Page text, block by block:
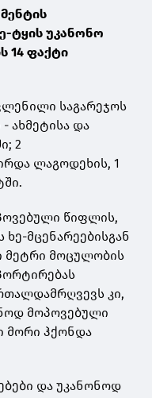
ტყის უკანონო
14 ფაქტი
საგარეჯოს
ახმეტისა და
2
ლაგოდეხის, 1
წიფლის,
მცენარეებისგან
მეტრი მოცულობის
კი,
მოპოვებული
მორი ჰქონდა
და უკანონოდ